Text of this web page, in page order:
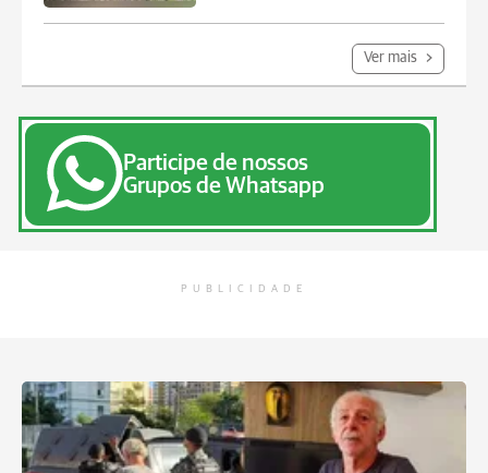
Ver mais
Participe de nossos
Grupos de Whatsapp
PUBLICIDADE